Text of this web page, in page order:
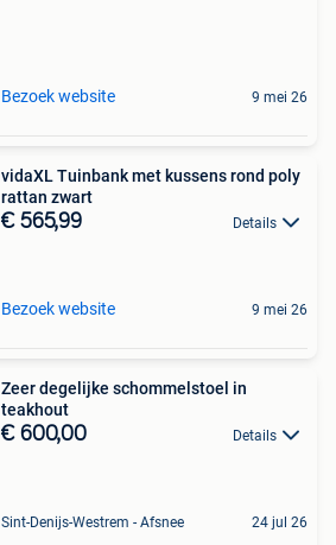
Bezoek website 9 mei 26
vidaXL Tuinbank met kussens rond poly
rattan zwart
€ 565,99 Details
Bezoek website 9 mei 26
Zeer degelijke schommelstoel in
teakhout
€ 600,00 Details
Sint-Denijs-Westrem - Afsnee 24 jul 26